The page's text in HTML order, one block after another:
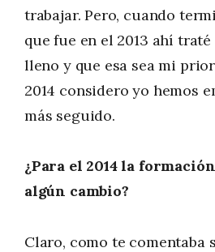
trabajar. Pero, cuando
que fue en el 2013 ahí
lleno y que esa sea mi
2014 considero yo hemos
más seguido.
¿Para el 2014 la
algún cambio?
Claro, como te comentaba